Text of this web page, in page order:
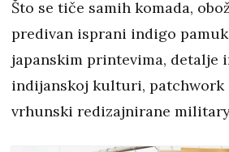
Što se tiče samih komada,
predivan isprani indigo
japanskim printevima, detalje
indijanskoj kulturi, patchwork
vrhunski redizajnirane